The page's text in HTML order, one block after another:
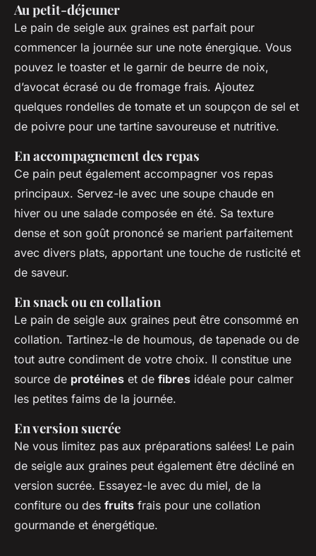
Au petit-déjeuner
Le pain de seigle aux graines est parfait pour
commencer la journée sur une note énergique. Vous
pouvez le toaster et le garnir de beurre de noix,
d’avocat écrasé ou de fromage frais. Ajoutez
quelques rondelles de tomate et un soupçon de sel et
de poivre pour une tartine savoureuse et nutritive.
En accompagnement des repas
Ce pain peut également accompagner vos repas
principaux. Servez-le avec une soupe chaude en
hiver ou une salade composée en été. Sa texture
dense et son goût prononcé se marient parfaitement
avec divers plats, apportant une touche de rusticité et
de saveur.
En snack ou en collation
Le pain de seigle aux graines peut être consommé en
collation. Tartinez-le de houmous, de tapenade ou de
tout autre condiment de votre choix. Il constitue une
source de protéines et de fibres idéale pour calmer
les petites faims de la journée.
En version sucrée
Ne vous limitez pas aux préparations salées! Le pain
de seigle aux graines peut également être décliné en
version sucrée. Essayez-le avec du miel, de la
confiture ou des fruits frais pour une collation
gourmande et énergétique.